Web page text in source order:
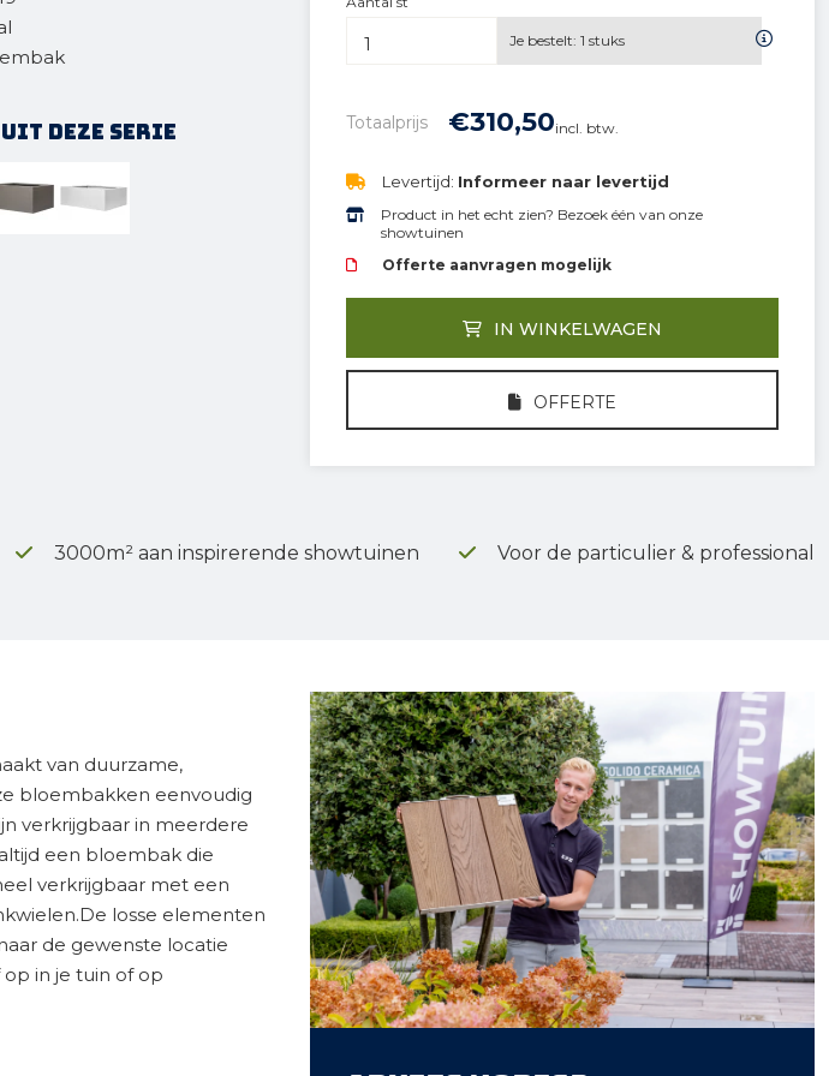
deze serie
Je bestelt: 1 stuks
Totaalprijs €310,50incl. btw.
Levertijd: Informeer naar levertijd
Product in het echt zien? Bezoek één van onze
showtuinen
Offerte aanvragen mogelijk
IN WINKELWAGEN
OFFERTE
3000m² aan inspirerende showtuinen Voor de particulier & professional
van duurzame,
bloembakken eenvoudig
verkrijgbaar in meerdere
een bloembak die
verkrijgbaar met een
losse elementen
de gewenste locatie
in je tuin of op